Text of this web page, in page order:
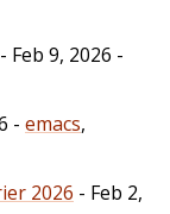
- Feb 9, 2026 -
- emacs,
2026 - Feb 2,